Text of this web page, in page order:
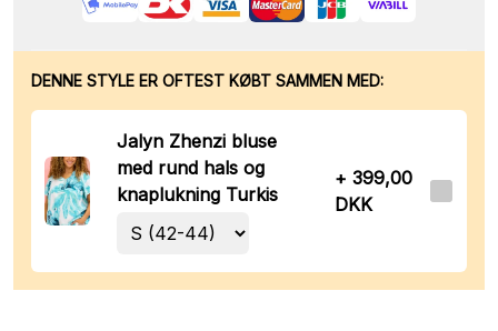
DENNE STYLE ER OFTEST KØBT SAMMEN MED:
Jalyn Zhenzi bluse
med rund hals og
knaplukning Turkis
+ 399,00
DKK